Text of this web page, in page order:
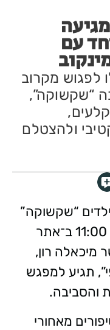
עם
לפגוש מקרוב
“שקשוקה”,
ולהצטלם
“שקשוקה”
יתקיים בשבת, 6 ביוני, בשעה 11:00 ב־אתר
מיכאלה רון,
תגיע למפגש
והסביבה.
מאחורי